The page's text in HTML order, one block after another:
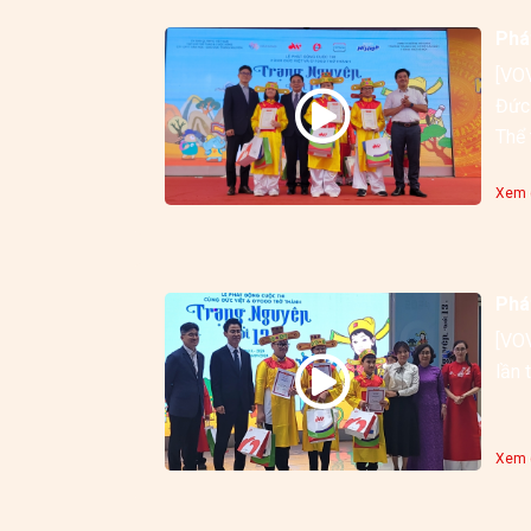
Xem
Xem